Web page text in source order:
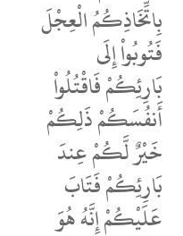
بِاتِّخَاذِكُمُ الْعِجْلَ
فَتُوبُواْ إِلَى
بَارِئِكُمْ فَاقْتُلُواْ
أَنفُسَكُمْ ذَلِكُمْ
خَيْرٌ لَّكُمْ عِندَ
بَارِئِكُمْ فَتَابَ
عَلَيْكُمْ إِنَّهُ هُوَ